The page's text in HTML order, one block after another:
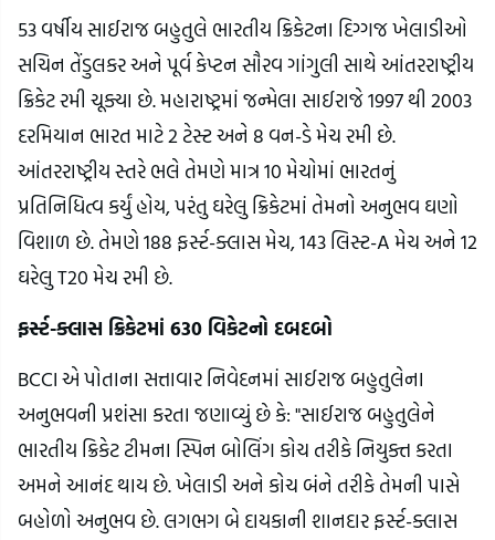
53 વર્ષીય સાઈરાજ બહુતુલે ભારતીય ક્રિકેટના દિગ્ગજ ખેલાડીઓ
સચિન તેંડુલકર અને પૂર્વ કેપ્ટન સૌરવ ગાંગુલી સાથે આંતરરાષ્ટ્રીય
ક્રિકેટ રમી ચૂક્યા છે. મહારાષ્ટ્રમાં જન્મેલા સાઈરાજે 1997 થી 2003
દરમિયાન ભારત માટે 2 ટેસ્ટ અને 8 વન-ડે મેચ રમી છે.
આંતરરાષ્ટ્રીય સ્તરે ભલે તેમણે માત્ર 10 મેચોમાં ભારતનું
પ્રતિનિધિત્વ કર્યું હોય, પરંતુ ઘરેલુ ક્રિકેટમાં તેમનો અનુભવ ઘણો
વિશાળ છે. તેમણે 188 ફર્સ્ટ-ક્લાસ મેચ, 143 લિસ્ટ-A મેચ અને 12
ઘરેલુ T20 મેચ રમી છે.
ફર્સ્ટ-ક્લાસ ક્રિકેટમાં 630 વિકેટનો દબદબો
BCCI એ પોતાના સત્તાવાર નિવેદનમાં સાઈરાજ બહુતુલેના
અનુભવની પ્રશંસા કરતા જણાવ્યું છે કે: "સાઈરાજ બહુતુલેને
ભારતીય ક્રિકેટ ટીમના સ્પિન બોલિંગ કોચ તરીકે નિયુક્ત કરતા
અમને આનંદ થાય છે. ખેલાડી અને કોચ બંને તરીકે તેમની પાસે
બહોળો અનુભવ છે. લગભગ બે દાયકાની શાનદાર ફર્સ્ટ-ક્લાસ